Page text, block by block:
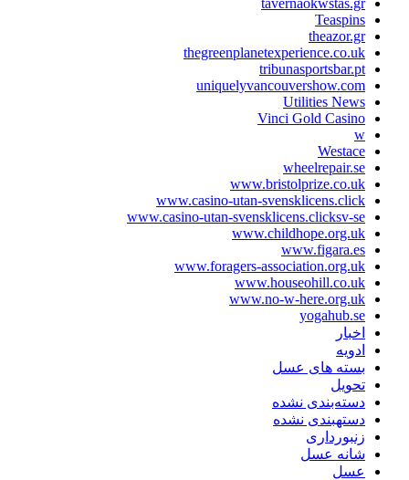
Teaspins
theazor.gr
thegreenplanetexperience.co.uk
tribunasportsbar.pt
uniquelyvancouvershow.com
Utilities News
Vinci Gold Casino
w
Westace
wheelrepair.se
www.bristolprize.co.uk
www.casino-utan-svensklicens.click
www.casino-utan-svensklicens.clicksv-se
www.childhope.org.uk
www.figara.es
www.foragers-association.org.uk
www.houseohill.co.uk
www.no-w-here.org.uk
yogahub.se
اخبار
ادویه
بسته های عسل
تحویل
دسته‌بندی نشده
دستهبندی نشده
زنبورداری
شانه عسل
عسل